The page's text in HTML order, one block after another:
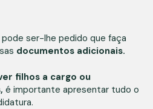
ser-lhe pedido que faça
documentos adicionais.
filhos a cargo ou
é importante apresentar tudo o